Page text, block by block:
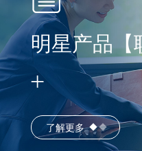
明星产品【
了解更多